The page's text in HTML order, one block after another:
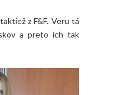
z F&F. Veru tá
a preto ich tak